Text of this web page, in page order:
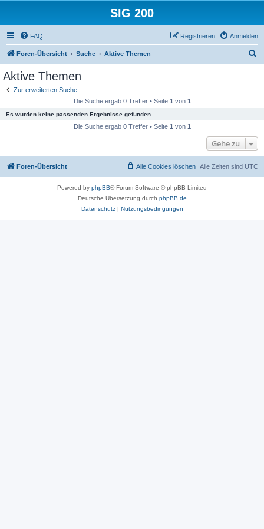
SIG 200
FAQ Anmelden
Registrieren
Foren-Übersicht Suche Aktive Themen
Aktive Themen
Zur erweiterten Suche
Die Suche ergab 0 Treffer • Seite 1 von 1
Es wurden keine passenden Ergebnisse gefunden.
Die Suche ergab 0 Treffer • Seite 1 von 1
Gehe zu
Foren-Übersicht Alle Zeiten sind UTC
Alle Cookies löschen
Powered by phpBB® Forum Software © phpBB Limited
Deutsche Übersetzung durch phpBB.de
Datenschutz| Nutzungsbedingungen